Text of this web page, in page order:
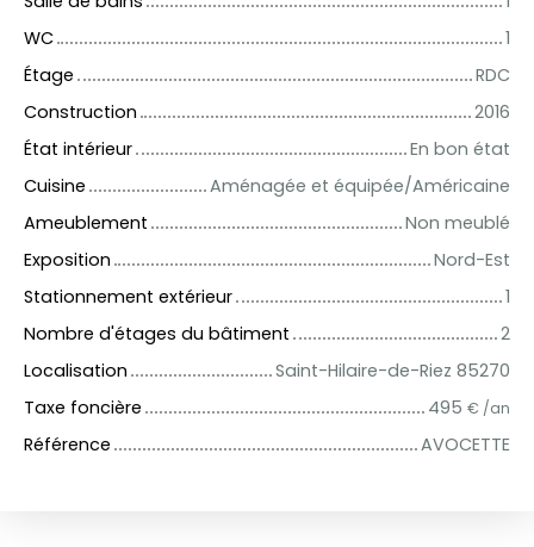
WC
1
Étage
RDC
Construction
2016
État intérieur
En bon état
Cuisine
Aménagée et équipée/Américaine
Ameublement
Non meublé
Exposition
Nord-Est
Stationnement extérieur
1
Nombre d'étages du bâtiment
2
Localisation
Saint-Hilaire-de-Riez 85270
Taxe foncière
495 € /an
Référence AVOCETTE